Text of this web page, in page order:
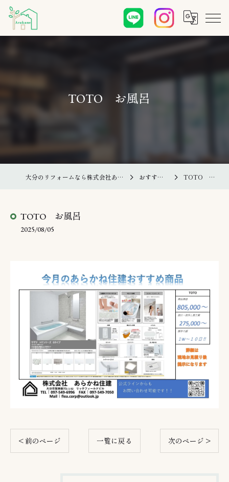
TOTO お風呂
大分のリフォームなら株式会社あらかね住建 おすすめ商品 TOTO お風呂
TOTO お風呂
2025/08/05
< 前のページ 一覧に戻る 次のページ >